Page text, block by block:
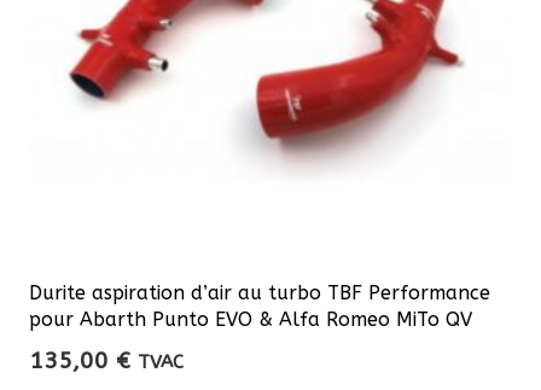
Durite aspiration d’air au turbo TBF Performance
pour Abarth Punto EVO & Alfa Romeo MiTo QV
135,00 € TVAC